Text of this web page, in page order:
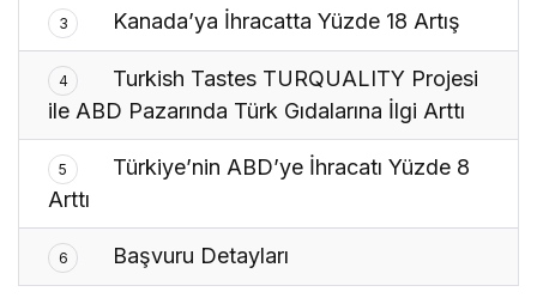
3 Kanada’ya İhracatta Yüzde 18 Artış
4
Turkish Tastes TURQUALITY Projesi
ile ABD Pazarında Türk Gıdalarına İlgi Arttı
5
Türkiye’nin ABD’ye İhracatı Yüzde 8
Arttı
6 Başvuru Detayları